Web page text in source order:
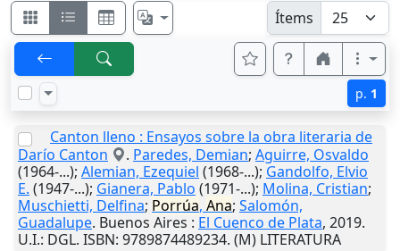
Ítems
p. 1
Canton lleno : Ensayos sobre la obra literaria de
Darío Canton
. Paredes, Demian; Aguirre, Osvaldo
(1964-...); Alemian, Ezequiel (1968-...); Gandolfo, Elvio
E. (1947-...); Gianera, Pablo (1971-...); Molina, Cristian;
Muschietti, Delfina; Porrúa, Ana; Salomón,
Guadalupe. Buenos Aires : El Cuenco de Plata, 2019.
U.I.: DGL. ISBN: 9789874489234. (M) LITERATURA